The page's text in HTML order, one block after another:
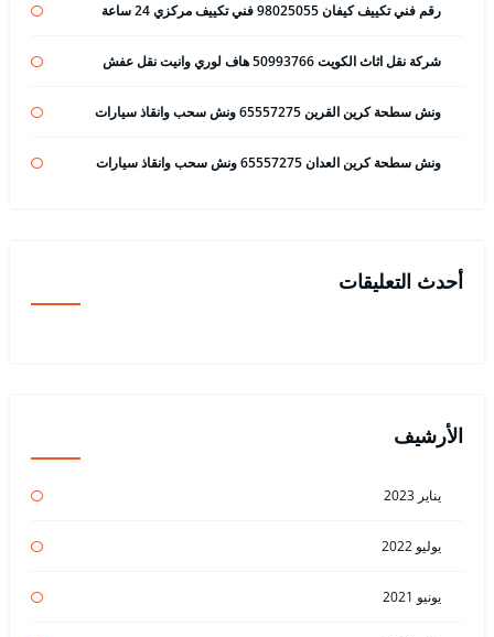
رقم فني تكييف كيفان 98025055 فني تكييف مركزي 24 ساعة
شركة نقل اثاث الكويت 50993766 هاف لوري وانيت نقل عفش
ونش سطحة كرين القرين 65557275 ونش سحب وانقاذ سيارات
ونش سطحة كرين العدان 65557275 ونش سحب وانقاذ سيارات
أحدث التعليقات
الأرشيف
يناير 2023
يوليو 2022
يونيو 2021